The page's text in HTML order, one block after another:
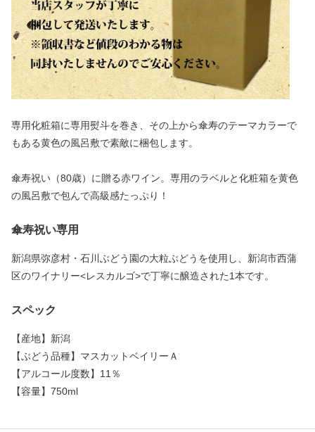
専用化粧箱に専用熨斗を巻き、その上から傘寿のテーマカラーで
もある黄色の風呂敷で素敵に梱包します。
傘寿祝い（80歳）に贈る赤ワイン。専用のラベルと化粧箱を黄色
の風呂敷で包んで高級感たっぷり！
傘寿祝い専用
新潟県弥彦村・石川ぶどう園の大粒ぶどうを使用し、新潟市西蒲
区のワイナリー<レスカルゴ>で丁寧に醸造された1本です。
スペック
【産地】 新潟
【ぶどう品種】 マスカットベイリーＡ
【アルコール度数】 11％
【容量】 750ml